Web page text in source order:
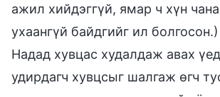
ажил хийдэггүй, ямар ч хүн
ухаангүй байдгийг ил
Надад хувцас худалдаж авах
удирдагч хувцсыг шалгаж өгч